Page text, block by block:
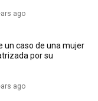
QUEDÓ
ago
un caso de una mujer
por su
ago